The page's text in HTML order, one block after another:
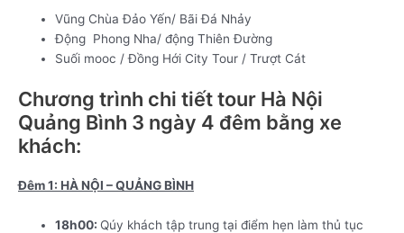
Vũng Chùa Đảo Yến/ Bãi Đá Nhảy
Động Phong Nha/ động Thiên Đường
Suối mooc / Đồng Hới City Tour / Trượt Cát
Chương trình chi tiết tour Hà Nội
Quảng Bình 3 ngày 4 đêm bằng xe
khách:
Đêm 1: HÀ NỘI – QUẢNG BÌNH
18h00: Qúy khách tập trung tại điểm hẹn làm thủ tục